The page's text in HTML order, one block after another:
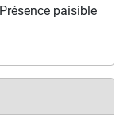
paisible